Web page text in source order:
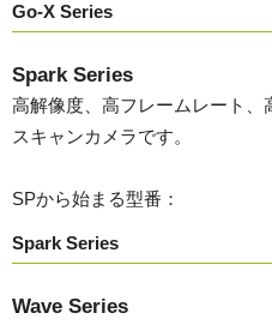
Go-X Series
Spark Series
高解像度、高フレームレート
スキャンカメラです。
SPから始まる型番：
Spark Series
Wave Series